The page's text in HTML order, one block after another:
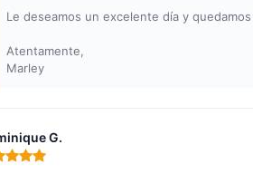
Le deseamos un excelente día y
Atentamente,
Marley
G.
5 de 5